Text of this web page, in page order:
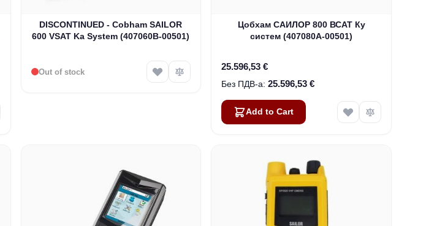
DISCONTINUED - Cobham SAILOR
600 VSAT Ka System (407060B-00501)
Out of stock
Цобхам САИЛОР 800 ВСАТ Ку
систем (407080А-00501)
25.596,53 €
25.596,53 €
Add to Cart